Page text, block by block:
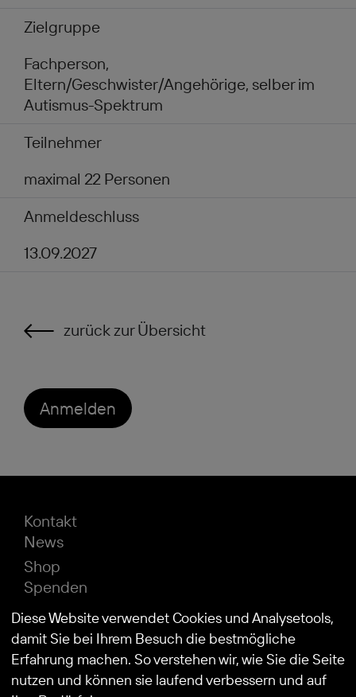
Zielgruppe
Fachperson,
Eltern/Geschwister/Angehörige, selber im
Autismus-Spektrum
Teilnehmer
maximal 22 Personen
Anmeldeschluss
13.09.2027
zurück zur Übersicht
Anmelden
Kontakt
News
Shop
Spenden
Impressum
Datenschutz
Diese Website verwendet Cookies und Analysetools,
damit Sie bei Ihrem Besuch die bestmögliche
Erfahrung machen. So verstehen wir, wie Sie die Seite
nutzen und können sie laufend verbessern und auf